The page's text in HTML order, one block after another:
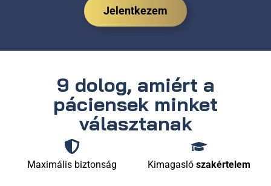
Jelentkezem
9 dolog, amiért a
páciensek minket
választanak
Maximális biztonság Kimagasló szakértelem